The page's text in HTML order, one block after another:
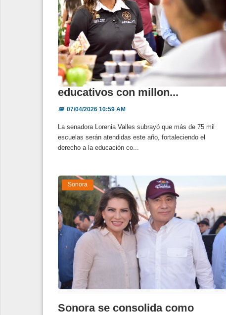
Impulsan mejora de planteles
educativos con millon...
📅07/04/2026 10:59 AM
La senadora Lorenia Valles subrayó que más de 75 mil
escuelas serán atendidas este año, fortaleciendo el
derecho a la educación co...
Sonora
Sonora se consolida como